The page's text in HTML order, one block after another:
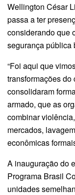
Wellington César
passa a ter
considerando que
segurança pública
“Foi aqui que
transformações
consolidaram
armado, que as
combinar
mercados,
econômicas
A inauguração do
Programa Brasil
unidades